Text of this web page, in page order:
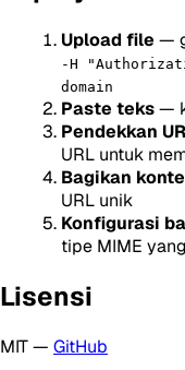
Upload file —
-H
domain
Paste teks—
Pendekkan
URL untuk
Bagikan
URL unik
Konfigurasi
tipe MIME
Lisensi
MIT — GitHub